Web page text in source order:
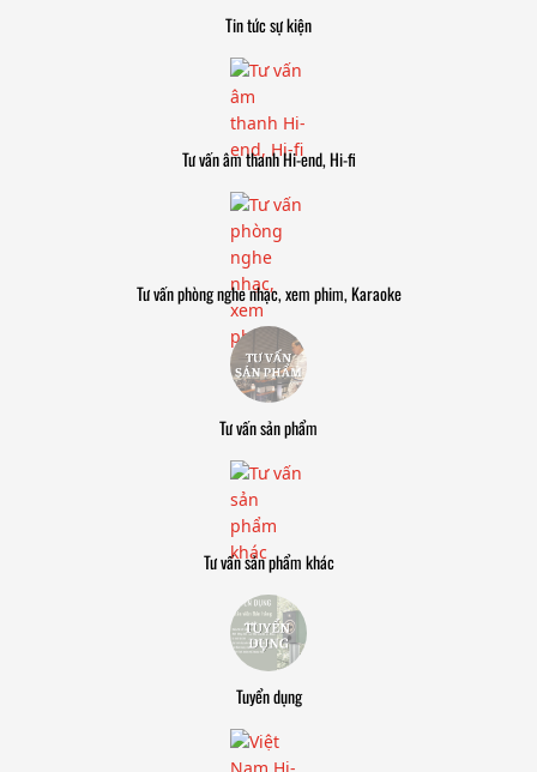
Tin tức sự kiện
Tư vấn âm thanh Hi-end, Hi-fi
Tư vấn phòng nghe nhạc, xem phim, Karaoke
Tư vấn sản phẩm
Tư vấn sản phẩm khác
Tuyển dụng